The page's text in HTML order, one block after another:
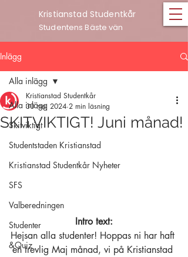
Kristianstad Studentkår
Studentens Bäste vän
Inlägg
Alla inlägg
Skitviktigt
Studentstaden Kristianstad
Kristianstad Studentkår Nyheter
SFS
Valberedningen
Studenter
&Quiz
Alla inlägg
SKITVIKTIGT! Juni månad!
Kristianstad Studentkår
30 maj 2024 2 min läsning
Intro text:
Hejsan alla studenter! Hoppas ni har haft
en trevlig Maj månad, vi på Kristianstad